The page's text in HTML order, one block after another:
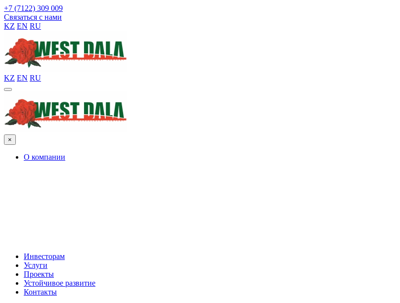
+7 (7122) 309 009
Связаться с нами
KZ EN RU
KZ EN RU
×
О компании
Инвесторам
Услуги
Проекты
Устойчивое развитие
Контакты